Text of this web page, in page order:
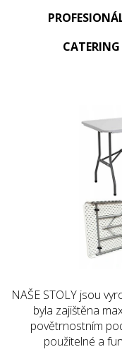
NAŠE STOLY jsou
byla zajištěna
povětrnostním
použitelné a